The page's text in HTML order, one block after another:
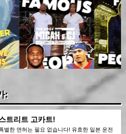
:
트리트 고카트!
별한 면허는 필요 없습니다! 유효한 일본 운전